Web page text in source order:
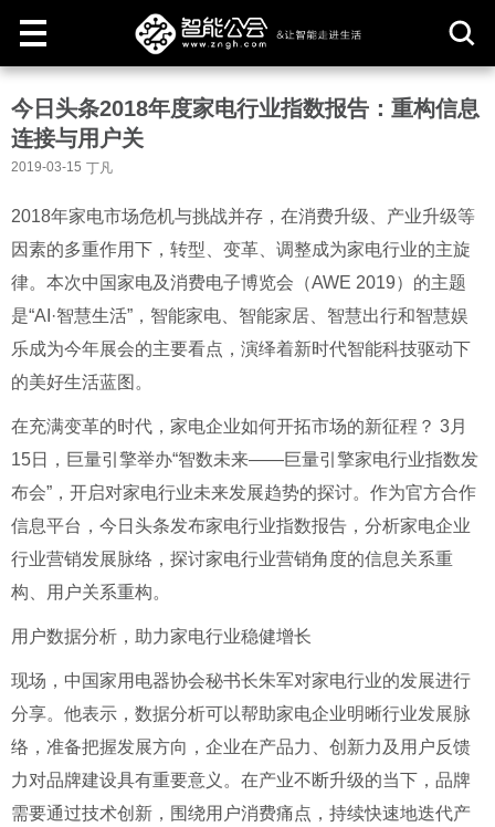
取
今日头条2018年度家电行业指数报告：重构信息
连接与用户关
2019-03-15 丁凡
2018年家电市场危机与挑战并存，在消费升级、产业升级等
因素的多重作用下，转型、变革、调整成为家电行业的主旋
律。本次中国家电及消费电子博览会（AWE 2019）的主题
是“AI·智慧生活”，智能家电、智能家居、智慧出行和智慧娱
乐成为今年展会的主要看点，演绎着新时代智能科技驱动下
的美好生活蓝图。
在充满变革的时代，家电企业如何开拓市场的新征程？ 3月
15日，巨量引擎举办“智数未来——巨量引擎家电行业指数发
布会”，开启对家电行业未来发展趋势的探讨。作为官方合作
信息平台，今日头条发布家电行业指数报告，分析家电企业
行业营销发展脉络，探讨家电行业营销角度的信息关系重
构、用户关系重构。
用户数据分析，助力家电行业稳健增长
现场，中国家用电器协会秘书长朱军对家电行业的发展进行
分享。他表示，数据分析可以帮助家电企业明晰行业发展脉
络，准备把握发展方向，企业在产品力、创新力及用户反馈
力对品牌建设具有重要意义。在产业不断升级的当下，品牌
需要通过技术创新，围绕用户消费痛点，持续快速地迭代产